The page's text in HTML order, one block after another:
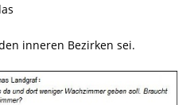
inneren Bezirken sei.